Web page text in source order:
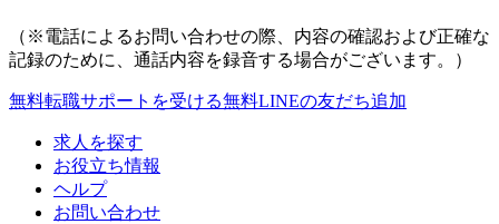
（※電話によるお問い合わせの際、内容の確認および正確な
記録のために、通話内容を録音する場合がございます。）
無料転職サポートを受ける無料LINEの友だち追加
求人を探す
お役立ち情報
ヘルプ
お問い合わせ